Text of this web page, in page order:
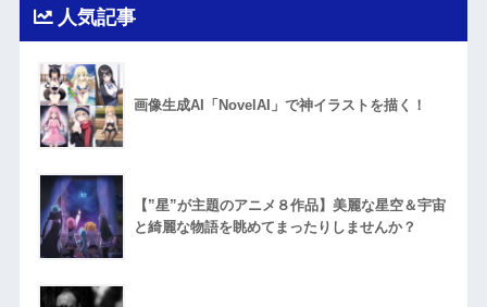
人気記事
画像生成AI「NovelAI」で神イラストを描く！
【”星”が主題のアニメ８作品】美麗な星空＆宇宙
と綺麗な物語を眺めてまったりしませんか？